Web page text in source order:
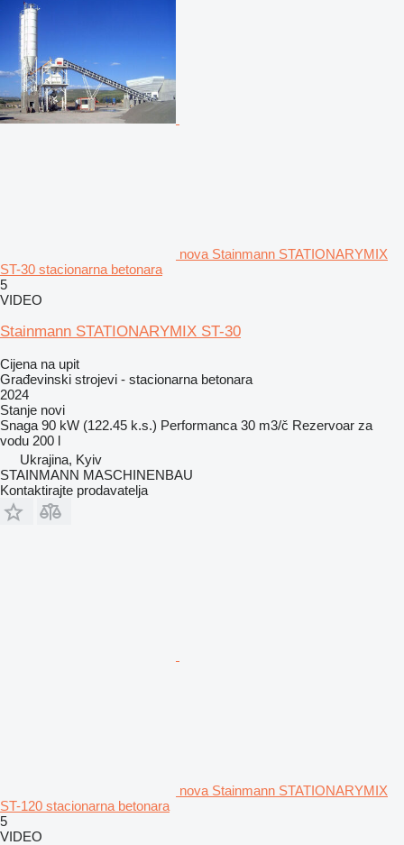
nova Stainmann STATIONARYMIX
ST-30 stacionarna betonara
5
VIDEO
Stainmann STATIONARYMIX ST-30
Cijena na upit
Građevinski strojevi - stacionarna betonara
2024
Stanje novi
Snaga 90 kW (122.45 k.s.) Performanca 30 m3/č Rezervoar za
vodu 200 l
Ukrajina, Kyiv
STAINMANN MASCHINENBAU
Kontaktirajte prodavatelja
nova Stainmann STATIONARYMIX
ST-120 stacionarna betonara
5
VIDEO